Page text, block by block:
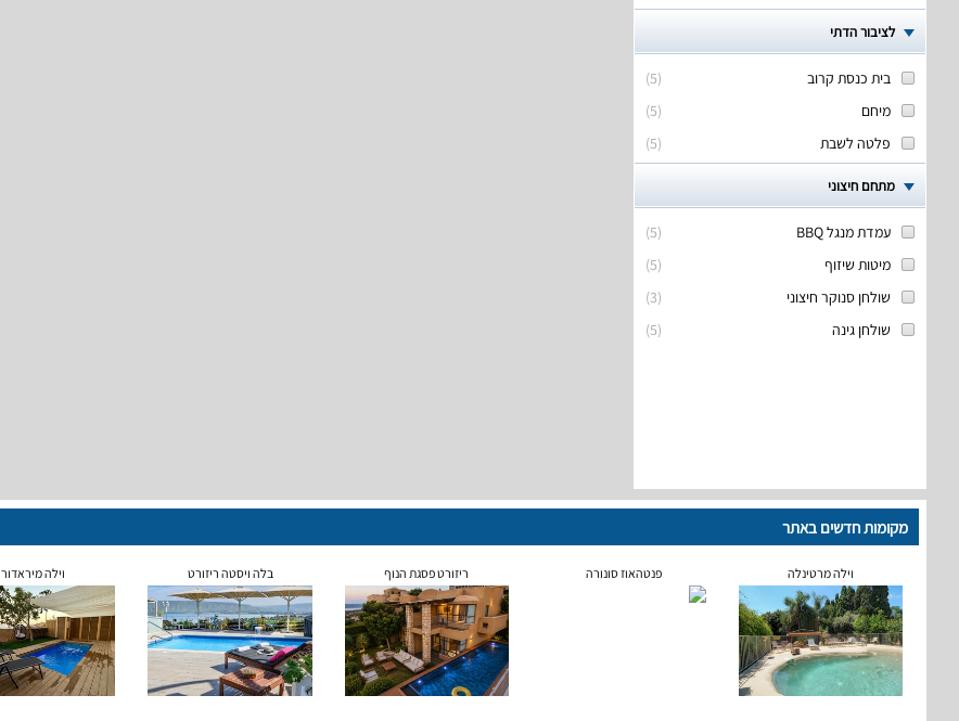
לציבור הדתי
(
5
)
בית כנסת קרוב
(
5
)
מיחם
(
5
) פלטה לשבת
מתחם חיצוני
(
5
)
עמדת מנגל BBQ
(
5
)
מיטות שיזוף
(
3
)
שולחן סנוקר חיצוני
(
5
) שולחן גינה
מקומות חדשים באתר
וילה מרטינלה פנטהאוז סונורה ריזורט פסגת הנוף בלה ויסטה ריזורט וילה מיראדור